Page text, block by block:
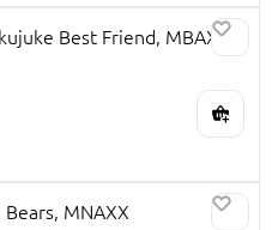
Best Friend, MBAXX
MNAXX